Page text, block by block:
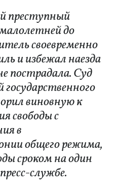
преступный
до
своевременно
и избежал наезда
пострадала. Суд
государственного
виновную к
свободы с
в
общего режима,
сроком на один
службе.